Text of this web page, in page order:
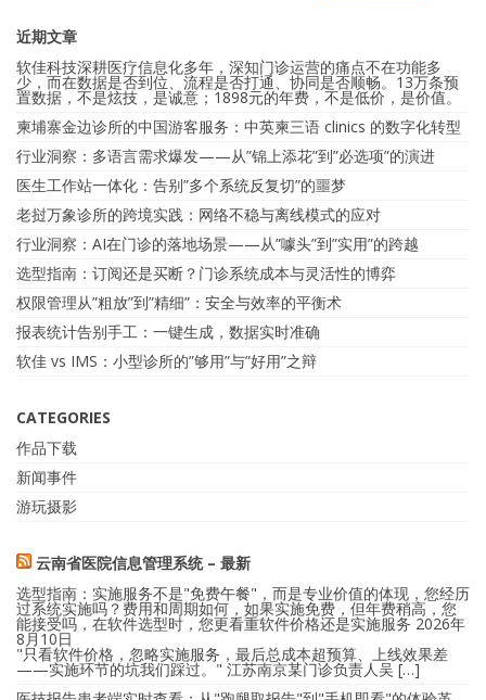
近期文章
软佳科技深耕医疗信息化多年，深知门诊运营的痛点不在功能多
少，而在数据是否到位、流程是否打通、协同是否顺畅。13万条预
置数据，不是炫技，是诚意；1898元的年费，不是低价，是价值。
柬埔寨金边诊所的中国游客服务：中英柬三语 clinics 的数字化转型
行业洞察：多语言需求爆发——从”锦上添花”到”必选项”的演进
医生工作站一体化：告别”多个系统反复切”的噩梦
老挝万象诊所的跨境实践：网络不稳与离线模式的应对
行业洞察：AI在门诊的落地场景——从”噱头”到”实用”的跨越
选型指南：订阅还是买断？门诊系统成本与灵活性的博弈
权限管理从”粗放”到”精细”：安全与效率的平衡术
报表统计告别手工：一键生成，数据实时准确
软佳 vs IMS：小型诊所的”够用”与”好用”之辩
CATEGORIES
作品下载
新闻事件
游玩摄影
云南省医院信息管理系统 – 最新
选型指南：实施服务不是"免费午餐"，而是专业价值的体现，您经历
过系统实施吗？费用和周期如何，如果实施免费，但年费稍高，您
能接受吗，在软件选型时，您更看重软件价格还是实施服务 2026年
8月10日
"只看软件价格，忽略实施服务，最后总成本超预算、上线效果差
——实施环节的坑我们踩过。" 江苏南京某门诊负责人吴 […]